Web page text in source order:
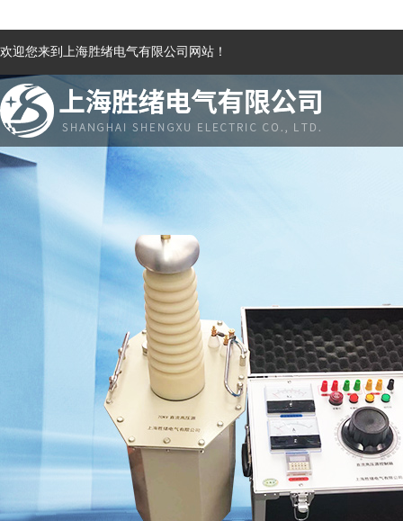
欢迎您来到上海胜绪电气有限公司网站！